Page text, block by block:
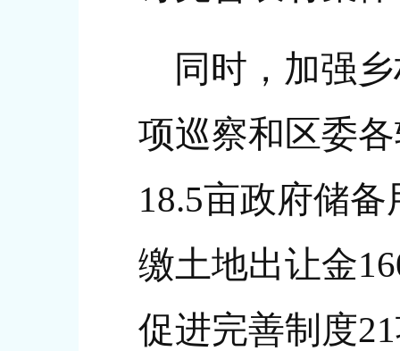
同时，加强
项巡察和区委
18.5亩政府储
缴土地出让金
促进完善制度